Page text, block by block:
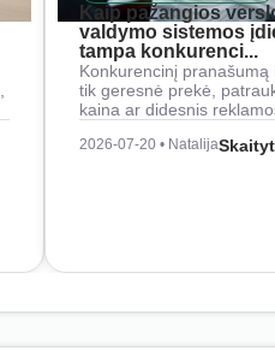
Kaip pažangios
valdymo sistemos
tampa konkurenci...
Konkurencinį pranašumą
tik geresnė prekė,
kaina ar didesnis
2026-07-20 • Natalija